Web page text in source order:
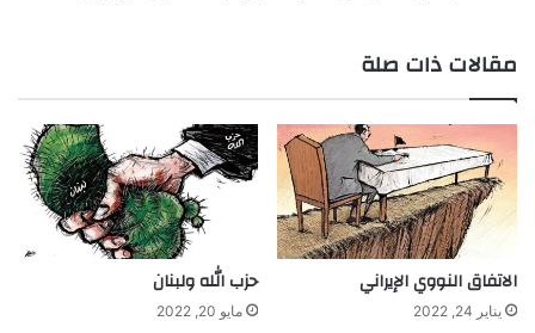
مقالات ذات صلة
الاتفاق النووي الإيراني
يناير 24, 2022
حزب الله ولبنان
مايو 20, 2022